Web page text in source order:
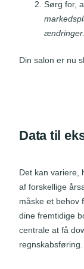
Sørg for,
ændringer
Din salon er nu
Data til
Det kan variere,
af forskellige
måske et behov
dine fremtidige
centrale at få
regnskabsføring.